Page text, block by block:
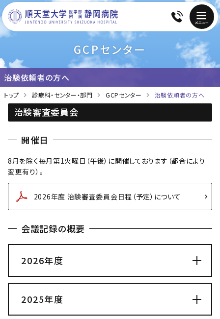
GCPセンター
治験依頼者の方へ
トップ 診療科・センター・部門 GCPセンター 治験依頼者の方へ
治験審査委員会
開催日
8月を除く毎月第1火曜日（午後）に開催しております（都合により
変更有り）。
2026年度 治験審査委員会日程（予定）について
会議記録の概要
2026年度
2025年度